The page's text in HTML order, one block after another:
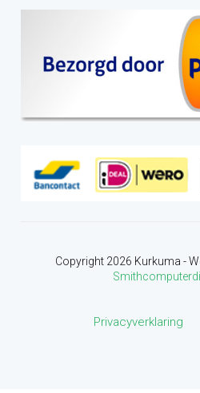
Copyright 2026 Kurkuma -
Privacyverklaring